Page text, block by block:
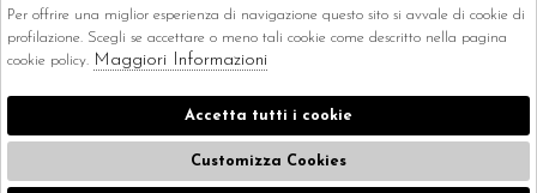
CORRIERI
Per offrire una miglior esperienza di navigazione questo sito si avvale di cookie di
profilazione. Scegli se accettare o meno tali cookie come descritto nella pagina
cookie policy. Maggiori Informazioni
Accetta tutti i cookie
Customizza Cookies